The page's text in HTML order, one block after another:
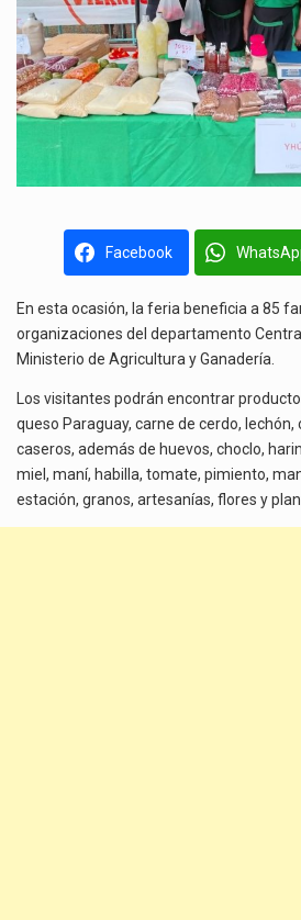
Facebook
En esta ocasión, la feria beneficia a 85
organizaciones del departamento
Ministerio de Agricultura y Ganadería.
Los visitantes podrán encontrar
queso Paraguay, carne de cerdo, lechón,
caseros, además de huevos, choclo,
miel, maní, habilla, tomate, pimiento,
estación, granos, artesanías, flores y